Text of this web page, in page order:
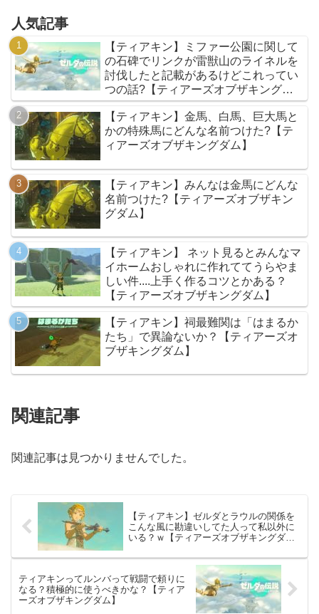
人気記事
【ティアキン】ミファー公園に関して
の石碑でリンクが雷獣山のライネルを
討伐したと記載があるけどこれってい
つの話?【ティアーズオブザキングダ
ム】
【ティアキン】金馬、白馬、巨大馬と
かの特殊馬にどんな名前つけた?【テ
ィアーズオブザキングダム】
【ティアキン】みんなは金馬にどんな
名前つけた?【ティアーズオブザキン
グダム】
【ティアキン】 ネット見るとみんなマ
イホームおしゃれに作れててうらやま
しい件....上手く作るコツとかある？
【ティアーズオブザキングダム】
【ティアキン】祠最難関は「はまるか
たち」で異論ないか？【ティアーズオ
ブザキングダム】
関連記事
関連記事は見つかりませんでした。
【ティアキン】ゼルダとラウルの関係を
こんな風に勘違いしてた人って私以外に
いる？ｗ【ティアーズオブザキングダ
ティアキンってルンバって戦闘で頼りに
なる？積極的に使うべきかな？【ティア
ーズオブザキングダム】